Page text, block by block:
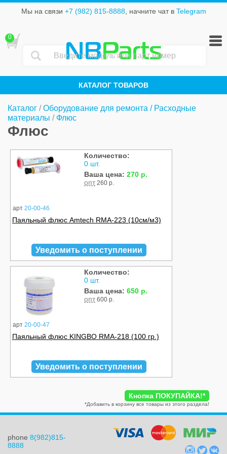
Мы на связи +7 (982) 815-8888, начните чат в Telegram
NBParts
КАТАЛОГ ТОВАРОВ
0
Каталог /Оборудование для ремонта / Расходные
материалы / Флюс
Флюс
арт 20-00-46
Количество:
0 шт.
Ваша цена: 270 р.
опт 260 р.
Паяльный флюс Amtech RMA-223 (10см/м3)
Уведомить о поступлении
арт 20-00-47
Количество:
0 шт.
Ваша цена: 650 р.
опт 600 р.
Паяльный флюс KINGBO RMA-218 (100 гр.)
Уведомить о поступлении
Кнопка ПОКУПАЙКА!*
*Добавить в корзину все товары из этого раздела!
phone 8(982)815-
8888